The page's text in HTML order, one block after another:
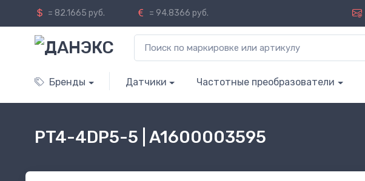
= 82.1665 руб. = 94.8366 руб.
Бренды Датчики Частотные преобразователи
PT4-4DP5-5 | A1600003595